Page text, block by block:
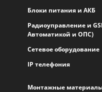
Блоки питания и АКБ
Радиоуправление и
Автоматикой и ОПС)
Сетевое оборудование
IP телефония
Монтажные